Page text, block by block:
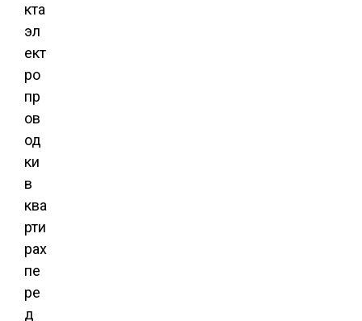
кта
эл
ект
ро
пр
ов
од
ки
в
ква
рти
рах
пе
ре
д